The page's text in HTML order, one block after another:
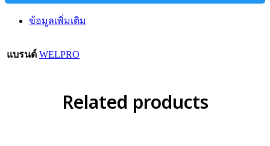
ข้อมูลเพิ่มเติม
แบรนด์ WELPRO
Related products